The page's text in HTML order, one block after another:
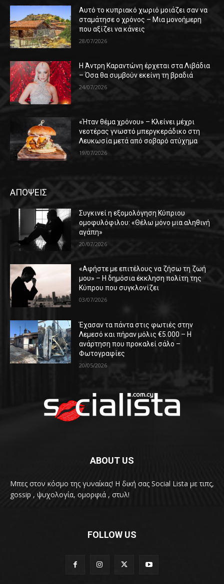
Αυτό το κυπριακό χωριό μοιάζει σαν να
σταμάτησε ο χρόνος – Μια μονοήμερη
που αξίζει να κάνεις
28/07/2026
Η Άντρη Καραντώνη έρχεται στα Λιβάδια
– Όσα θα συμβούν εκείνη τη βραδιά
24/07/2026
«Ήταν θέμα χρόνου» – Κλείνει μέχρι
νεοτέρας γνωστό μπεργκεράδικο στη
Λευκωσία μετά από σοβαρό ατύχημα
19/07/2026
ΑΠΟΨΕΙΣ
Συγκινεί η εξομολόγηση Κύπριου
ομοφυλόφιλου: «Θέλω μόνο μια αληθινή
αγάπη»
20/07/2026
«Αφήστε με επιτέλους να ζήσω τη ζωή
μου» – Η δημόσια έκκληση πολίτη της
Κύπρου που συγκλονίζει
03/07/2026
Έχασαν τα πάντα στις φωτιές στην
Λεμεσό και πήραν μόλις €5.000 – Η
ανάρτηση που προκαλεί σάλο –
Φωτογραφίες
20/05/2026
ABOUT US
Μπες στον κόσμο της γυναίκας! H δική σας Social Lista με τιπς,
gossip , ψυχολογία, ομορφιά , στυλ!
FOLLOW US